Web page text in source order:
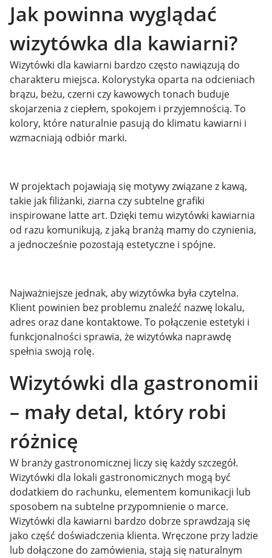
Jak powinna wyglądać
wizytówka dla kawiarni?
Wizytówki dla kawiarni bardzo często nawiązują do
charakteru miejsca. Kolorystyka oparta na odcieniach
brązu, beżu, czerni czy kawowych tonach buduje
skojarzenia z ciepłem, spokojem i przyjemnością. To
kolory, które naturalnie pasują do klimatu kawiarni i
wzmacniają odbiór marki.
W projektach pojawiają się motywy związane z kawą,
takie jak filiżanki, ziarna czy subtelne grafiki
inspirowane latte art. Dzięki temu wizytówki kawiarnia
od razu komunikują, z jaką branżą mamy do czynienia,
a jednocześnie pozostają estetyczne i spójne.
Najważniejsze jednak, aby wizytówka była czytelna.
Klient powinien bez problemu znaleźć nazwę lokalu,
adres oraz dane kontaktowe. To połączenie estetyki i
funkcjonalności sprawia, że wizytówka naprawdę
spełnia swoją rolę.
Wizytówki dla gastronomii
– mały detal, który robi
różnicę
W branży gastronomicznej liczy się każdy szczegół.
Wizytówki dla lokali gastronomicznych mogą być
dodatkiem do rachunku, elementem komunikacji lub
sposobem na subtelne przypomnienie o marce.
Wizytówki dla kawiarni bardzo dobrze sprawdzają się
jako część doświadczenia klienta. Wręczone przy ladzie
lub dołączone do zamówienia, stają się naturalnym